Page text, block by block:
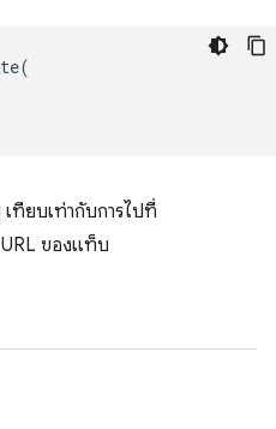
(
ทียบเท่ากับการไปที่
ของแท็บ